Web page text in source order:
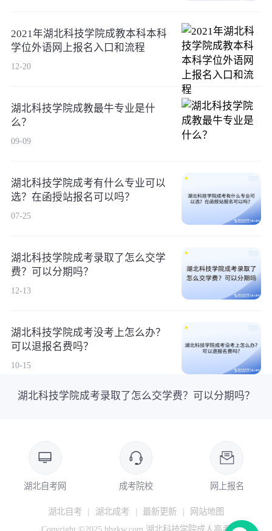
2021年湖北科技学院成教本科本科
学位外语网上报名入口和流程
12-20
湖北科技学院成教最牛专业是什
么？
09-09
湖北科技学院成考有什么专业可以
选？在函授站报名可以吗？
07-25
湖北科技学院成考录取了怎么交学
费？可以分期吗？
12-13
湖北科技学院成考没考上怎么办？
可以退报名费吗？
10-15
湖北科技学院成考录取了怎么交学费？可以分期吗？
湖北自考网 成考院校 网上报名
湖北自考 | 湖北成考 | 最新更新 |
网站地图
Copyright ©2025 hbzkw.com 湖北科技学院成人高考